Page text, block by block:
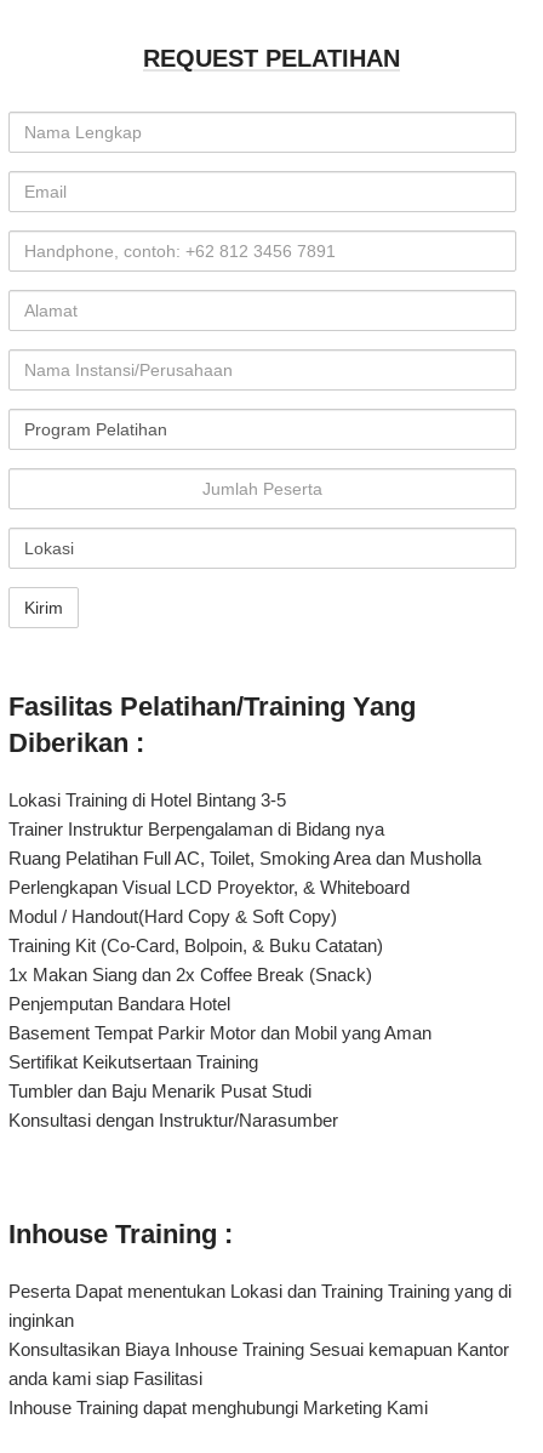
REQUEST PELATIHAN
Fasilitas Pelatihan/Training Yang
Diberikan :
Lokasi Training di Hotel Bintang 3-5
Trainer Instruktur Berpengalaman di Bidang nya
Ruang Pelatihan Full AC, Toilet, Smoking Area dan Musholla
Perlengkapan Visual LCD Proyektor, & Whiteboard
Modul / Handout(Hard Copy & Soft Copy)
Training Kit (Co-Card, Bolpoin, & Buku Catatan)
1x Makan Siang dan 2x Coffee Break (Snack)
Penjemputan Bandara Hotel
Basement Tempat Parkir Motor dan Mobil yang Aman
Sertifikat Keikutsertaan Training
Tumbler dan Baju Menarik Pusat Studi
Konsultasi dengan Instruktur/Narasumber
Inhouse Training :
Peserta Dapat menentukan Lokasi dan Training Training yang di
inginkan
Konsultasikan Biaya Inhouse Training Sesuai kemapuan Kantor
anda kami siap Fasilitasi
Inhouse Training dapat menghubungi Marketing Kami